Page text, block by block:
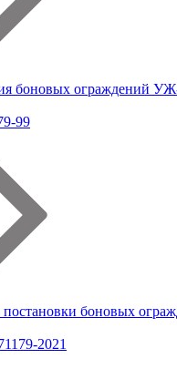
боновых ограждений
99
постановки боновых
2021